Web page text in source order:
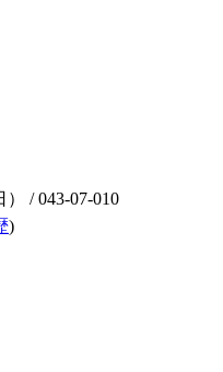
/ 043-07-010
)